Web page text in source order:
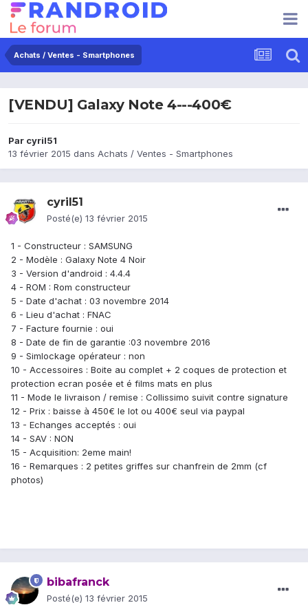
Achats / Ventes - Smartphones
[VENDU] Galaxy Note 4---400€
Par cyril51
13 février 2015 dans Achats / Ventes - Smartphones
cyril51
Posté(e) 13 février 2015
1 - Constructeur : SAMSUNG
2 - Modèle : Galaxy Note 4 Noir
3 - Version d'android : 4.4.4
4 - ROM : Rom constructeur
5 - Date d'achat : 03 novembre 2014
6 - Lieu d'achat : FNAC
7 - Facture fournie : oui
8 - Date de fin de garantie :03 novembre 2016
9 - Simlockage opérateur : non
10 - Accessoires : Boite au complet + 2 coques de protection et
protection ecran posée et é films mats en plus
11 - Mode le livraison / remise : Collissimo suivit contre signature
12 - Prix : baisse à 450€ le lot ou 400€ seul via paypal
13 - Echanges acceptés : oui
14 - SAV : NON
15 - Acquisition: 2eme main!
16 - Remarques : 2 petites griffes sur chanfrein de 2mm (cf
photos)
bibafranck
Posté(e) 13 février 2015